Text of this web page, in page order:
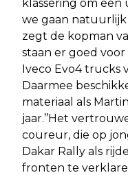
klassering om een
we gaan natuurlijk
zegt de kopman
staan er goed
Iveco Evo4 trucks
Daarmee
materiaal als
jaar.’’Het
coureur, die op
Dakar Rally als
fronten te